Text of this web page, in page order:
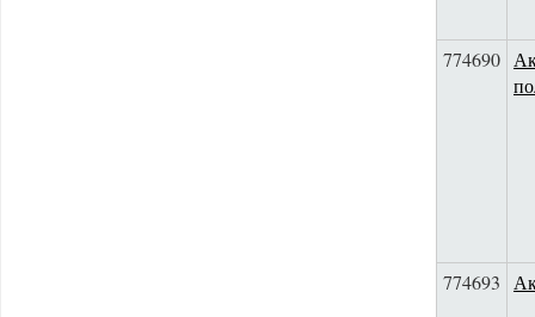
774690
774693